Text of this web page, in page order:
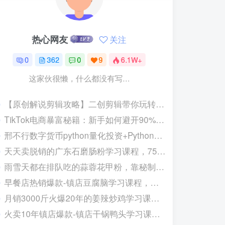
热心网友 关注
0 362 0 9 6.1W+
这家伙很懒，什么都没有写...
【原创解说剪辑攻略】二创剪辑带你玩转“精选独家”赛道教程视频
TikTok电商暴富秘籍：新手如何避开90%骗局，月入百万
邢不行数字货币python量化投资+Python股票量化投资课程
天天卖脱销的广东石磨肠粉学习课程，75平米店月赚5万元，今天竟然0保留开讲
雨雪天都在排队吃的蒜蓉花甲粉，靠秘制调味高汤+13合1蒜蓉酱，顾客好吃到舔壳底学习课程
早餐店热销爆款-镇店豆腐脑学习课程，靠2款浇汁+豆腐脑制作，3元成本的毛豆月毛利高达1万！
月销3000斤火爆20年的姜辣炒鸡学习课程，大排档+堂食+外卖专享爆品，2分钟出餐毛利高达73%
火卖10年镇店爆款-镇店干锅鸭头学习课程，绝密卤水+腌制方法+入味技巧100%传授